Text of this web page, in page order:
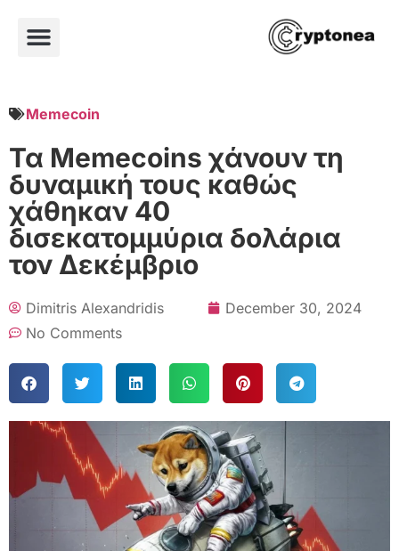
Memecoin
Τα Memecoins χάνουν τη
δυναμική τους καθώς
χάθηκαν 40
δισεκατομμύρια δολάρια
τον Δεκέμβριο
Dimitris Alexandridis
December 30, 2024
No Comments